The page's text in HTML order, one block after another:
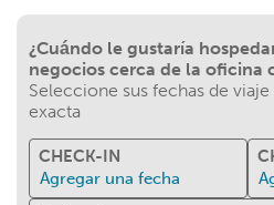
¿Cuándo le gustaría
negocios cerca de la oficina
Seleccione sus fechas de
exacta
CHECK-IN
Agregar una fecha